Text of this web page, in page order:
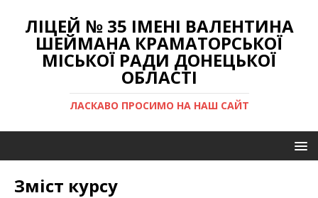
ЛІЦЕЙ № 35 ІМЕНІ ВАЛЕНТИНА
ШЕЙМАНА КРАМАТОРСЬКОЇ
МІСЬКОЇ РАДИ ДОНЕЦЬКОЇ
ОБЛАСТІ
ЛАСКАВО ПРОСИМО НА НАШ САЙТ
Зміст курсу